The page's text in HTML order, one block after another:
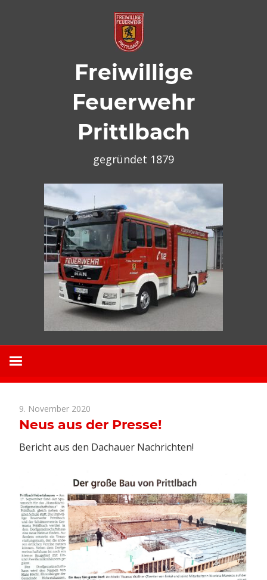
Freiwillige
Feuerwehr
Prittlbach
gegründet 1879
9. November 2020
Neus aus der Presse!
Bericht aus den Dachauer Nachrichten!